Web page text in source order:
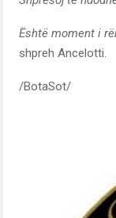
Është moment i
shpreh Ancelotti.
/BotaSot/